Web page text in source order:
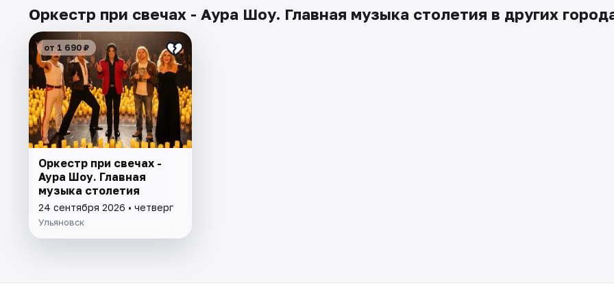
Оркестр при свечах - Аура Шоу. Главная музыка столетия в других
от 1 690 ₽
Оркестр при свечах -
Аура Шоу. Главная
музыка столетия
24 сентября 2026 • четверг
Ульяновск